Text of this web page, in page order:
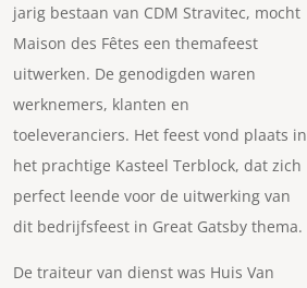
jarig bestaan van CDM Stravitec, mocht
Maison des Fêtes een themafeest
uitwerken. De genodigden waren
werknemers, klanten en
toeleveranciers. Het feest vond plaats in
het prachtige Kasteel Terblock, dat zich
perfect leende voor de uitwerking van
dit bedrijfsfeest in Great Gatsby thema.
De traiteur van dienst was Huis Van